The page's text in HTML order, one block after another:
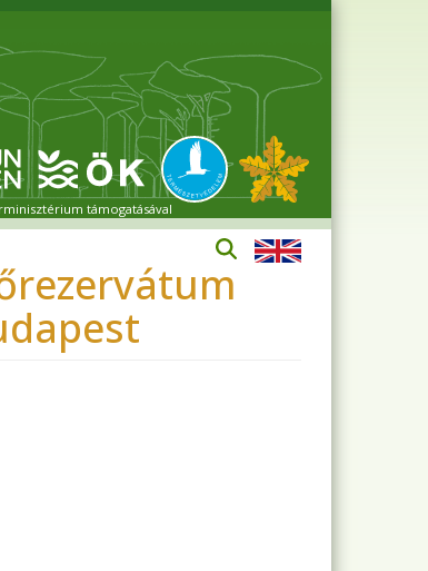
támogatásával